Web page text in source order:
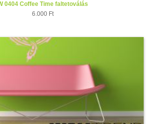
0404 Coffee Time faltetoválás
6.000 Ft